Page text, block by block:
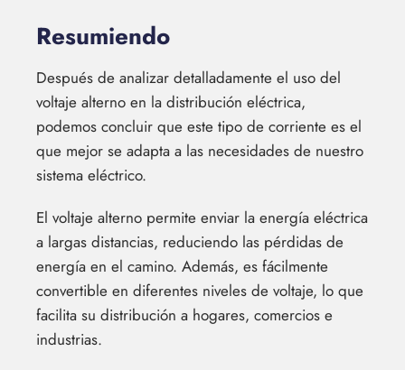
Resumiendo
Después de analizar detalladamente el uso del
voltaje alterno en la distribución eléctrica,
podemos concluir que este tipo de corriente es el
que mejor se adapta a las necesidades de nuestro
sistema eléctrico.
El voltaje alterno permite enviar la energía eléctrica
a largas distancias, reduciendo las pérdidas de
energía en el camino. Además, es fácilmente
convertible en diferentes niveles de voltaje, lo que
facilita su distribución a hogares, comercios e
industrias.